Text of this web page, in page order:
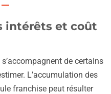
intérêts et coût
de certains
L’accumulation des
franchise peut résulter